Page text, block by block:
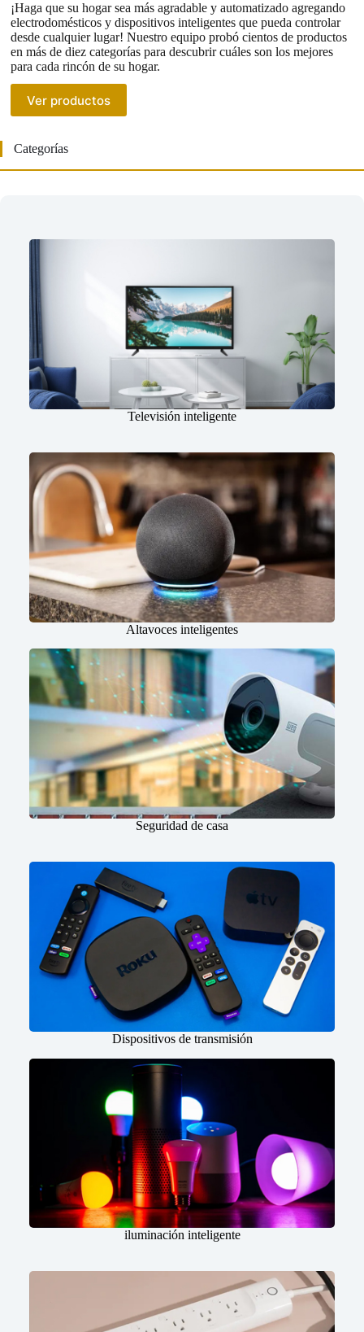
¡Haga que su hogar sea más agradable y automatizado agregando
electrodomésticos y dispositivos inteligentes que pueda controlar
desde cualquier lugar! Nuestro equipo probó cientos de productos
en más de diez categorías para descubrir cuáles son los mejores
para cada rincón de su hogar.
Ver productos
Categorías
Televisión inteligente
Altavoces inteligentes
Seguridad de casa
Dispositivos de transmisión
iluminación inteligente